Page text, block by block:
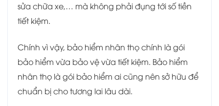
sửa chữa xe,… mà không phải đụng tới số tiền
tiết kiệm.
Chính vì vậy, bảo hiểm nhân thọ chính là gói
bảo hiểm vừa bảo vệ vừa tiết kiệm. Bảo hiểm
nhân thọ là gói bảo hiểm ai cũng nên sở hữu để
chuẩn bị cho tương lai lâu dài.